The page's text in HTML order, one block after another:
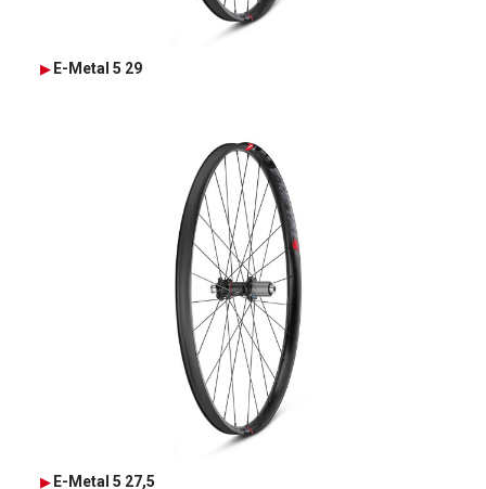
E-Metal 5 29
E-Metal 5 27,5